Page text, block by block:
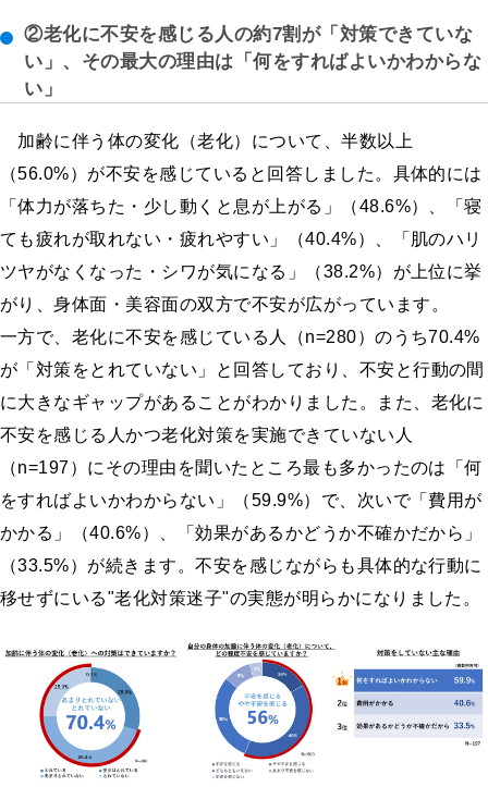
②老化に不安を感じる人の約7割が「対策できていな
い」、その最大の理由は「何をすればよいかわからな
い」
加齢に伴う体の変化（老化）について、半数以上
（56.0%）が不安を感じていると回答しました。具体的には
「体力が落ちた・少し動くと息が上がる」（48.6%）、「寝
ても疲れが取れない・疲れやすい」（40.4%）、「肌のハリ
ツヤがなくなった・シワが気になる」（38.2%）が上位に挙
がり、身体面・美容面の双方で不安が広がっています。
一方で、老化に不安を感じている人（n=280）のうち70.4%
が「対策をとれていない」と回答しており、不安と行動の間
に大きなギャップがあることがわかりました。また、老化に
不安を感じる人かつ老化対策を実施できていない人
（n=197）にその理由を聞いたところ最も多かったのは「何
をすればよいかわからない」（59.9%）で、次いで「費用が
かかる」（40.6%）、「効果があるかどうか不確かだから」
（33.5%）が続きます。不安を感じながらも具体的な行動に
移せずにいる"老化対策迷子"の実態が明らかになりました。